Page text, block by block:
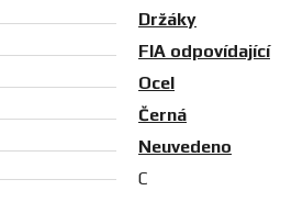
Držáky
FIA odpovídající
Ocel
Černá
Neuvedeno
C